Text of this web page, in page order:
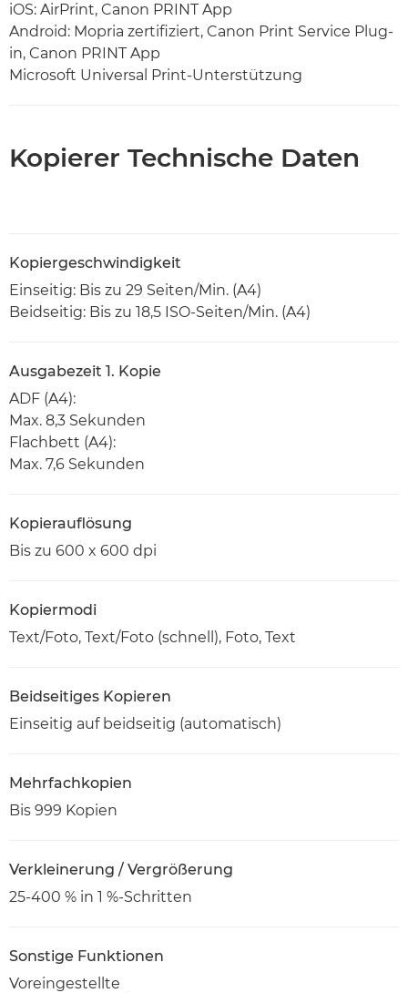
iOS: AirPrint, Canon PRINT App
Android: Mopria zertifiziert, Canon Print Service Plug-
in, Canon PRINT App
Microsoft Universal Print-Unterstützung
Kopierer Technische Daten
Kopiergeschwindigkeit
Einseitig: Bis zu 29 Seiten/Min. (A4)
Beidseitig: Bis zu 18,5 ISO-Seiten/Min. (A4)
Ausgabezeit 1. Kopie
ADF (A4):
Max. 8,3 Sekunden
Flachbett (A4):
Max. 7,6 Sekunden
Kopierauflösung
Bis zu 600 x 600 dpi
Kopiermodi
Text/Foto, Text/Foto (schnell), Foto, Text
Beidseitiges Kopieren
Einseitig auf beidseitig (automatisch)
Mehrfachkopien
Bis 999 Kopien
Verkleinerung / Vergrößerung
25-400 % in 1 %-Schritten
Sonstige Funktionen
Voreingestellte